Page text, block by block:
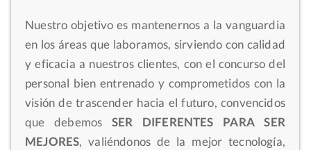
Nuestro objetivo es mantenernos a la vanguardia
en los áreas que laboramos, sirviendo con calidad
y eficacia a nuestros clientes, con el concurso del
personal bien entrenado y comprometidos con la
visión de trascender hacia el futuro, convencidos
que debemos SER DIFERENTES PARA SER
MEJORES, valiéndonos de la mejor tecnología,